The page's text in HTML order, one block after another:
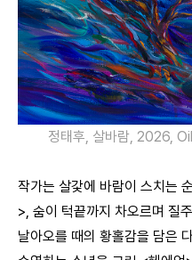
정태후, 살바람, 2026,
작가는 살갗에 바람이 스치는
>, 숨이 턱끝까지 차오르며 질
날아오를 때의 황홀감을 담은